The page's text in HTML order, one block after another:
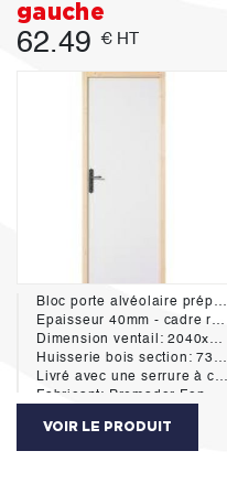
gauche
62.49 € HT
Bloc porte alvéolaire prépeint isoplane
Epaisseur 40mm - cadre résineux - chant droit -poussant gauche
Dimension ventail: 2040x930mm
Huisserie bois section: 73x57 équipée d'un joint d'amortisseur hautement durable aux cycles d'ouverture-fermeture des portes. Ce systéme assure une réduction importante du bruit de claquement des portes de 7 dB(A)
Livré avec une serrure à clé sans poignée
Fabricant: Premador Fonmarty
VOIR LE PRODUIT